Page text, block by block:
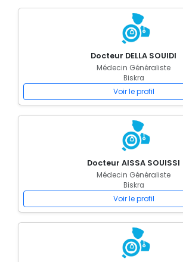
Docteur DELLA SOUIDI
Médecin Généraliste
Biskra
Voir le profil
Docteur AISSA SOUISSI
Médecin Généraliste
Biskra
Voir le profil